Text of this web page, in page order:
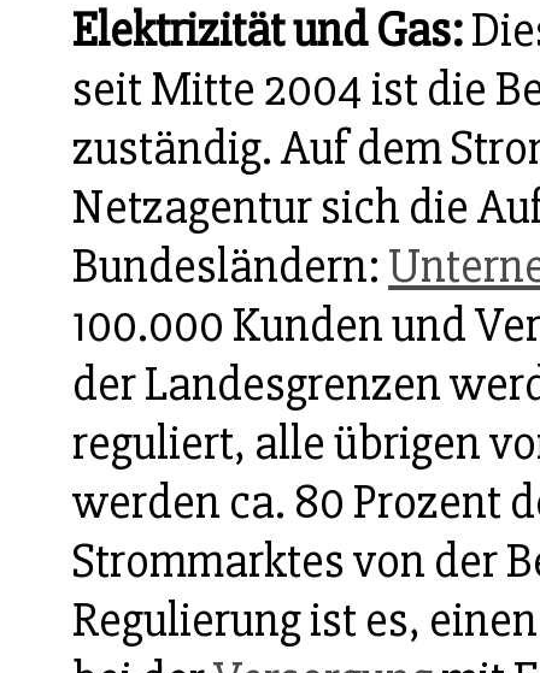
Elektrizität und Gas:
seit Mitte 2004 ist die
zuständig. Auf dem
Netzagentur sich die
Bundesländern:
100.000 Kunden und
der Landesgrenzen
reguliert, alle übrigen
werden ca. 80 Prozent
Strommarktes von der
Regulierung ist es,